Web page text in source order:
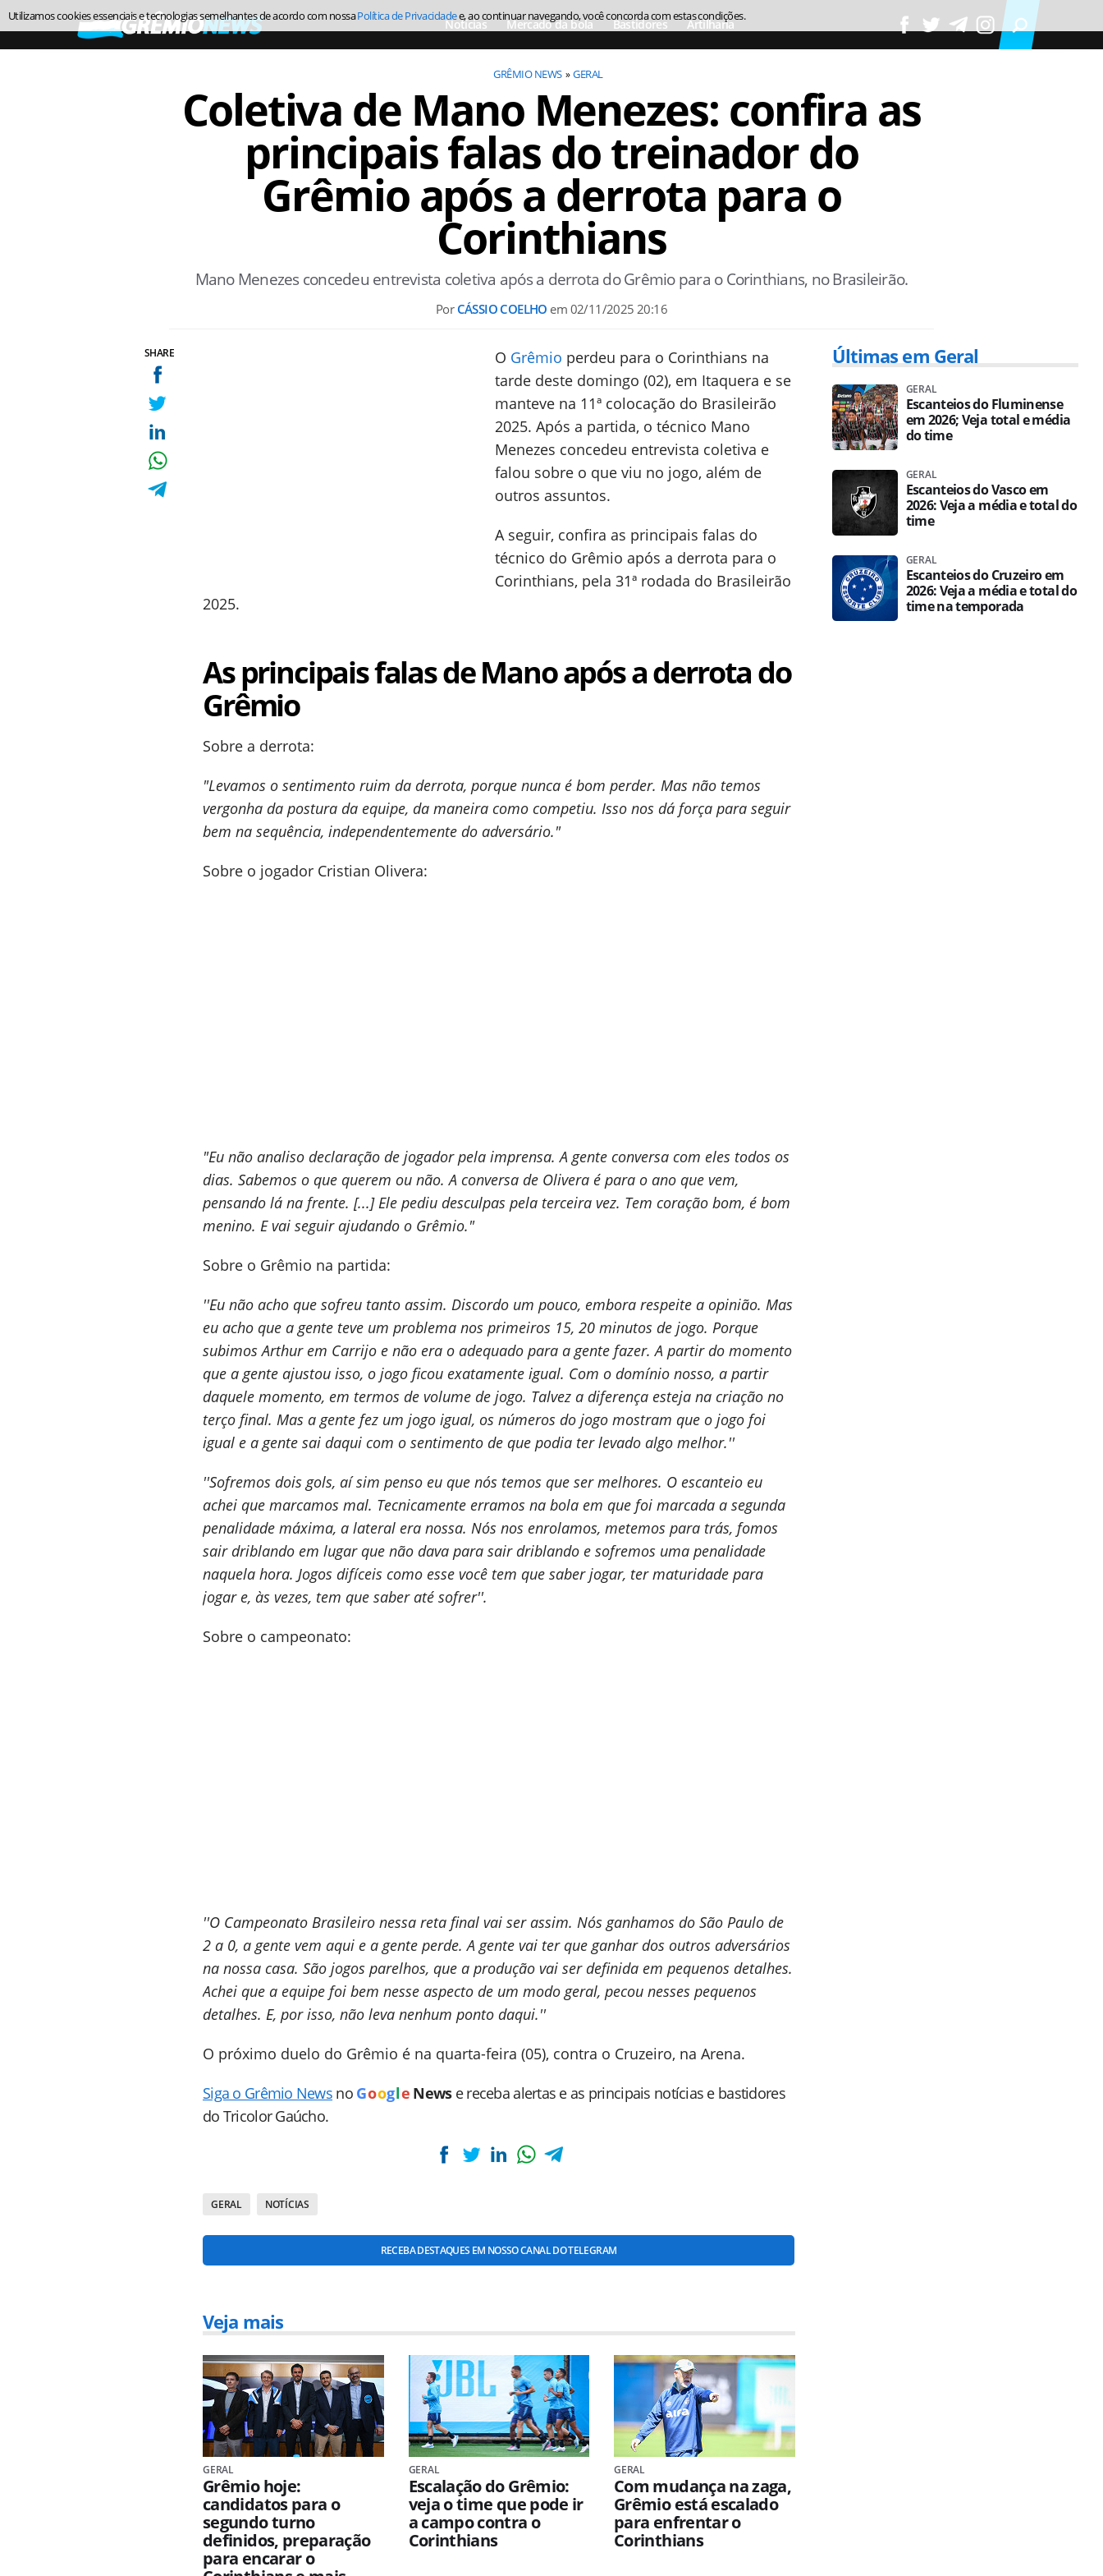
Notícias Mercado da bola Bastidores Artilharia
GRÊMIO NEWS GERAL
Coletiva de Mano Menezes: confira as
principais falas do treinador do
Grêmio após a derrota para o
Corinthians
Mano Menezes concedeu entrevista coletiva após a derrota do Grêmio para o Corinthians, no Brasileirão.
Por CÁSSIO COELHO em 02/11/2025 20:16
SHARE O Grêmio perdeu para o Corinthians na
tarde deste domingo (02), em Itaquera e se
manteve na 11ª colocação do Brasileirão
2025. Após a partida, o técnico Mano
Menezes concedeu entrevista coletiva e
falou sobre o que viu no jogo, além de
outros assuntos.
A seguir, confira as principais falas do
técnico do Grêmio após a derrota para o
Corinthians, pela 31ª rodada do Brasileirão
2025.
As principais falas de Mano após a derrota do
Grêmio
Sobre a derrota:
"Levamos o sentimento ruim da derrota, porque nunca é bom perder. Mas não temos
vergonha da postura da equipe, da maneira como competiu. Isso nos dá força para seguir
bem na sequência, independentemente do adversário."
Sobre o jogador Cristian Olivera:
"Eu não analiso declaração de jogador pela imprensa. A gente conversa com eles todos os
dias. Sabemos o que querem ou não. A conversa de Olivera é para o ano que vem,
pensando lá na frente. [...] Ele pediu desculpas pela terceira vez. Tem coração bom, é bom
menino. E vai seguir ajudando o Grêmio."
Sobre o Grêmio na partida:
''Eu não acho que sofreu tanto assim. Discordo um pouco, embora respeite a opinião. Mas
eu acho que a gente teve um problema nos primeiros 15, 20 minutos de jogo. Porque
subimos Arthur em Carrijo e não era o adequado para a gente fazer. A partir do momento
que a gente ajustou isso, o jogo ficou exatamente igual. Com o domínio nosso, a partir
daquele momento, em termos de volume de jogo. Talvez a diferença esteja na criação no
terço final. Mas a gente fez um jogo igual, os números do jogo mostram que o jogo foi
igual e a gente sai daqui com o sentimento de que podia ter levado algo melhor.''
''Sofremos dois gols, aí sim penso eu que nós temos que ser melhores. O escanteio eu
achei que marcamos mal. Tecnicamente erramos na bola em que foi marcada a segunda
penalidade máxima, a lateral era nossa. Nós nos enrolamos, metemos para trás, fomos
sair driblando em lugar que não dava para sair driblando e sofremos uma penalidade
naquela hora. Jogos difíceis como esse você tem que saber jogar, ter maturidade para
jogar e, às vezes, tem que saber até sofrer''.
Sobre o campeonato:
''O Campeonato Brasileiro nessa reta final vai ser assim. Nós ganhamos do São Paulo de
2 a 0, a gente vem aqui e a gente perde. A gente vai ter que ganhar dos outros adversários
na nossa casa. São jogos parelhos, que a produção vai ser definida em pequenos detalhes.
Achei que a equipe foi bem nesse aspecto de um modo geral, pecou nesses pequenos
detalhes. E, por isso, não leva nenhum ponto daqui.''
O próximo duelo do Grêmio é na quarta-feira (05), contra o Cruzeiro, na Arena.
Siga o Grêmio News no Goog le News e receba alertas e as principais notícias e bastidores
do Tricolor Gaúcho.
GERAL NOTÍCIAS
RECEBA DESTAQUES EM NOSSO CANAL DO TELEGRAM
Veja mais
GERAL
Grêmio hoje:
candidatos para o
segundo turno
definidos, preparação
para encarar o
GERAL
Escalação do Grêmio:
veja o time que pode ir
a campo contra o
Corinthians
GERAL
Com mudança na zaga,
Grêmio está escalado
para enfrentar o
Corinthians
Últimas em Geral
GERAL
Escanteios do Fluminense
em 2026; Veja total e média
do time
GERAL
Escanteios do Vasco em
2026: Veja a média e total do
time
GERAL
Escanteios do Cruzeiro em
2026: Veja a média e total do
time na temporada
Utilizamos cookies essenciais e tecnologias semelhantes de acordo com nossaPolítica de Privacidadee, ao continuar navegando, você concorda com estas condições.